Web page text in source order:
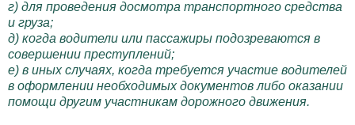
г) для проведения досмотра транспортного средства
и груза;
д) когда водители или пассажиры подозреваются в
совершении преступлений;
е) в иных случаях, когда требуется участие водителей
в оформлении необходимых документов либо оказании
помощи другим участникам дорожного движения.